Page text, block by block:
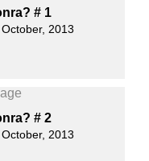
# 1
2013
# 2
2013